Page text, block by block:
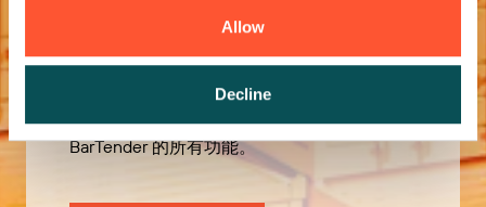
Allow
Decline
歡迎免費試用
可以免費試用 30 天，歡迎深入探索
BarTender 的所有功能。